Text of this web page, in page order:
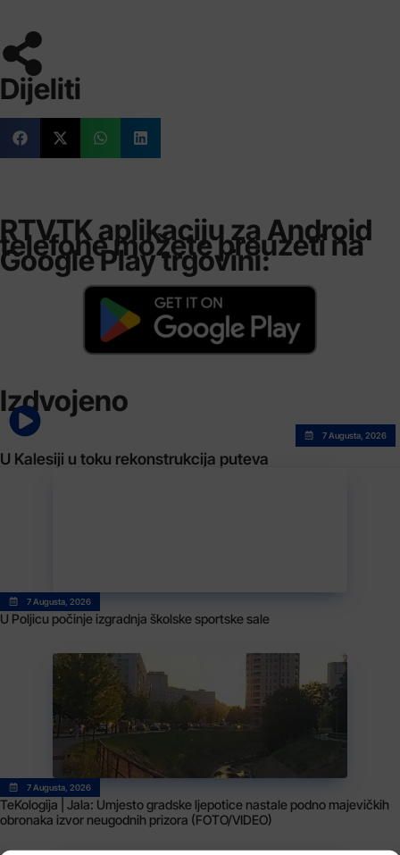
Dijeliti
RTVTK aplikaciju za Android
telefone možete preuzeti na
Google Play trgovini:
Izdvojeno
7 Augusta, 2026
U Kalesiji u toku rekonstrukcija puteva
7 Augusta, 2026
U Poljicu počinje izgradnja školske sportske sale
7 Augusta, 2026
TeKologija | Jala: Umjesto gradske ljepotice nastale podno majevičkih
obronaka izvor neugodnih prizora (FOTO/VIDEO)